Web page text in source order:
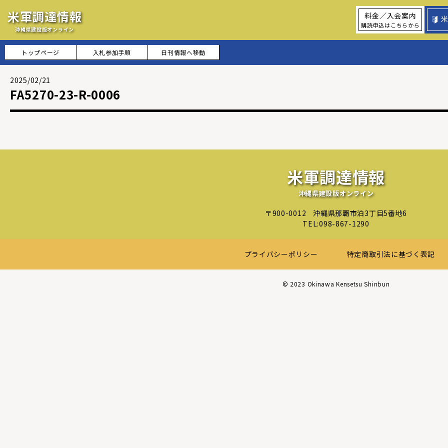
米軍調達情報
沖縄県建設版オンライン
料金／入会案内
購読申込はこちらから
トップページ 入札参加手順 日刊情報へ移動
2025/02/21
FA5270-23-R-0006
米軍調達情報
沖縄県建設版オンライン
〒900-0012
沖縄県那覇市泊3丁目5番地6
TEL:098-867-1290
プライバシーポリシー 特定商取引法に基づく表記
©︎ 2023 Okinawa Kensetsu Shinbun